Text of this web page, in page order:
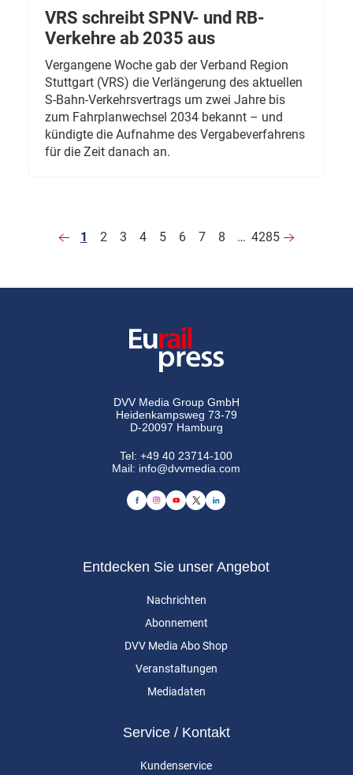
VRS schreibt SPNV- und RB-
Verkehre ab 2035 aus
Vergangene Woche gab der Verband Region
Stuttgart (VRS) die Verlängerung des aktuellen
S-Bahn-Verkehrsvertrags um zwei Jahre bis
zum Fahrplanwechsel 2034 bekannt – und
kündigte die Aufnahme des Vergabeverfahrens
für die Zeit danach an.
1 2 3 4 5 6 7 8 … 4285
DVV Media Group GmbH
Heidenkampsweg 73-79
D-20097 Hamburg
Tel:+49 40 23714-100
Mail: info@dvvmedia.com
Entdecken Sie unser Angebot
Nachrichten
Abonnement
DVV Media Abo Shop
Veranstaltungen
Mediadaten
Service / Kontakt
Kundenservice